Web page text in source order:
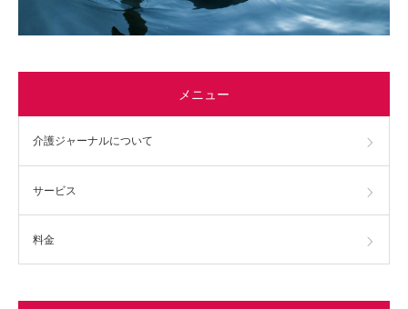
メニュー
介護ジャーナルについて
サービス
料金